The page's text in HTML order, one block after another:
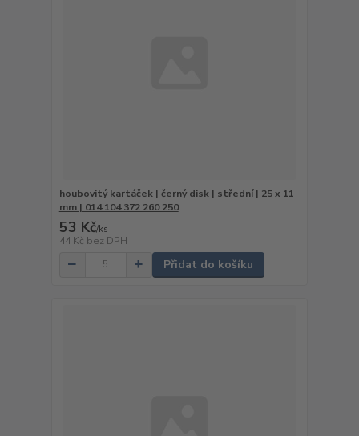
houbovitý kartáček | černý disk | střední | 25 x 11
mm | 014 104 372 260 250
53 Kč/ks
44 Kč bez DPH
Přidat do košíku